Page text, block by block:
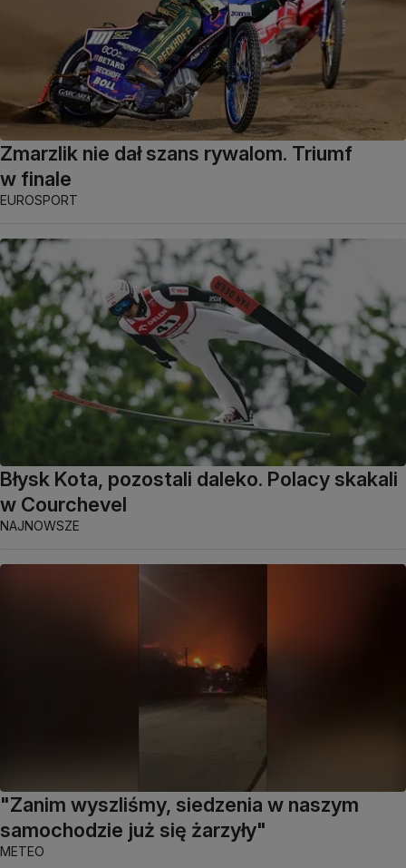
Zmarzlik nie dał szans rywalom. Triumf
w finale
EUROSPORT
Błysk Kota, pozostali daleko. Polacy skakali
w Courchevel
NAJNOWSZE
"Zanim wyszliśmy, siedzenia w naszym
samochodzie już się żarzyły"
METEO